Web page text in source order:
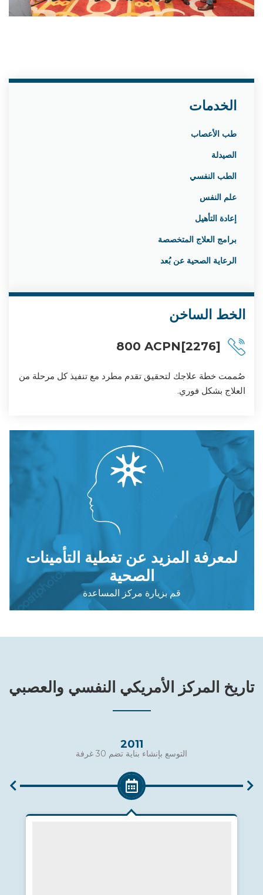
الخدمات
طب الأعصاب
الصيدلة
الطب النفسي
علم النفس
إعادة التأهيل
برامج العلاج المتخصصة
الرعاية الصحية عن بُعد
الخط الساخن
800 ACPN[2276]
صُممت خطة علاجك لتحقيق تقدم مطرد مع تنفيذ كل مرحلة من
العلاج بشكل فوري.
لمعرفة المزيد عن تغطية التأمينات
الصحية
قم بزيارة مركز المساعدة
تاريخ المركز الأمريكي النفسي والعصبي
2011
التوسع بإنشاء بناية تضم 30 غرفة